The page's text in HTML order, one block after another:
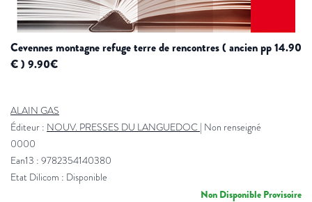
cevennes montagne refuge terre de rencontres ( ancien pp 14.90
€ ) 9.90€
ALAIN GAS
Éditeur : NOUV. PRESSES DU LANGUEDOC | Non renseigné
0000
Ean13 : 9782354140380
Etat Dilicom : Disponible
Non Disponible Provisoire